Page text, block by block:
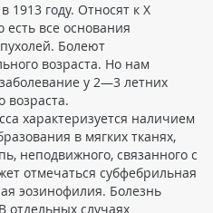
году. Относят к Х
есть все основания
Болеют
возраста. Но нам
у 2—3 летних
возраста.
характеризуется наличием
в мягких тканях,
неподвижного, связанного с
отмечаться субфебрильная
эозинофилия. Болезнь
отдельных случаях